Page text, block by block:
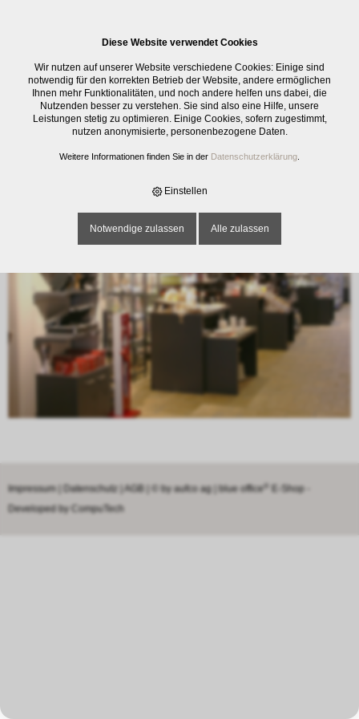
Herzlich willkommen in unserem E-Shop
Über unsere Warengruppe finden Sie einfach zu den Artikeln, bei Fragen
geben wir gerne auch telefonisch Auskunft.
Lieferung ins Ausland nur gegen Anfrage.
Impressum Datenschutz AGB | © by aufco ag blue office
E-Shop -
Developed by
CompuTech
Diese Website verwendet Cookies
Wir nutzen auf unserer Website verschiedene Cookies: Einige sind
notwendig für den korrekten Betrieb der Website, andere ermöglichen
Ihnen mehr Funktionalitäten, und noch andere helfen uns dabei, die
Nutzenden besser zu verstehen. Sie sind also eine Hilfe, unsere
Leistungen stetig zu optimieren. Einige Cookies, sofern zugestimmt,
nutzen anonymisierte, personenbezogene Daten.
Weitere Informationen finden Sie in der Datenschutzerklärung
Einstellen
Notwendige zulassen Alle zulassen